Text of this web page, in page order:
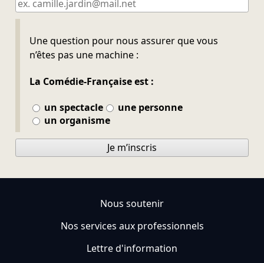
Une question pour nous assurer que vous
n’êtes pas une machine :
La Comédie-Française est :
un spectacle
une personne
un organisme
Ne pas remplir
Je m’inscris
Nous soutenir
Nos services aux professionnels
Lettre d'information